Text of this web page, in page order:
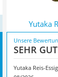
Yutaka
Unsere
SEHR GUT
Yutaka Reis-Essig